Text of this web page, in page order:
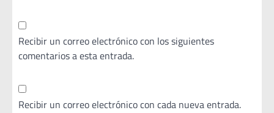
Recibir un correo electrónico con los siguientes
comentarios a esta entrada.
Recibir un correo electrónico con cada nueva entrada.